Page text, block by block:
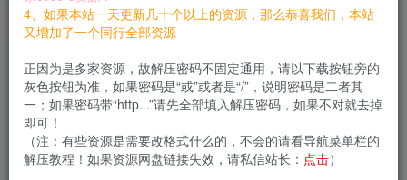
您当前未登录！建议登陆后购买，可保存购买订单
Leehee Express总体还不错的，韩国女团美女的质量各花入
各眼且风气不错，没有像国内一些摄影机构的把成本都放在
请人修图上面，表现就是4K图还是8K图上并没有质的差异，
修出来的图，8k放大都是白光没有一个真实像素而毫无意
4、如果本站一天更新几十个以上的资源，那么恭喜我们，本站
又增加了一个同行全部资源
----------------------------------------------------------
正因为是多家资源，故解压密码不固定通用，请以下载按钮旁的
灰色按钮为准，如果密码是“或”或者是“/”，说明密码是二者其
一；如果密码带“http...”请先全部填入解压密码，如果不对就去掉
即可！
（注：有些资源是需要改格式什么的，不会的请看导航菜单栏的
解压教程！如果资源网盘链接失效，请私信站长： 点击）